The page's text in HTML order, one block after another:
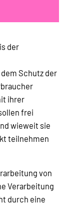
der
Schutz der
ihrer
frei
wieweit sie
teilnehmen
von
Verarbeitung
durch eine